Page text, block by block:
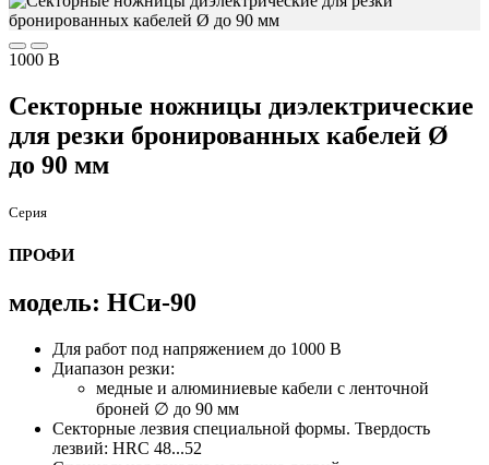
1000 В
Секторные ножницы диэлектрические
для резки бронированных кабелей Ø
до 90 мм
Серия
ПРОФИ
модель: НСи-90
Для работ под напряжением до 1000 В
Диапазон резки:
медные и алюминиевые кабели с ленточной
броней ∅ до 90 мм
Секторные лезвия специальной формы. Твердость
лезвий: HRC 48...52